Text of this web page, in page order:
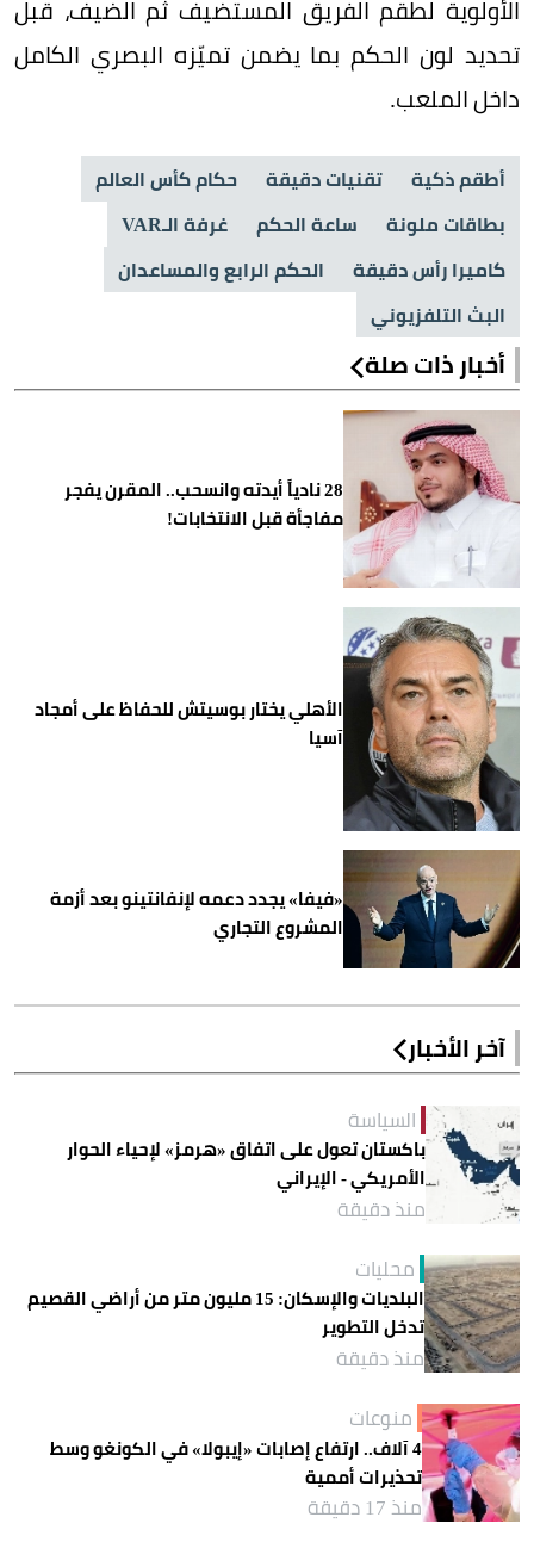
الأولوية لطقم الفريق المستضيف ثم الضيف، قبل
تحديد لون الحكم بما يضمن تميّزه البصري الكامل
داخل الملعب.
أطقم ذكية تقنيات دقيقة
حكام كأس العالم
بطاقات ملونة
ساعة الحكم
غرفة الـVAR
كاميرا رأس دقيقة
الحكم الرابع والمساعدان
البث التلفزيوني
أخبار ذات صلة
28 نادياً أيدته وانسحب.. المقرن يفجر
مفاجأة قبل الانتخابات!
الأهلي يختار بوسيتش للحفاظ على أمجاد
آسيا
«فيفا» يجدد دعمه لإنفانتينو بعد أزمة
المشروع التجاري
آخر الأخبار
السياسة
باكستان تعول على اتفاق «هرمز» لإحياء الحوار
الأمريكي - الإيراني
منذ دقيقة
محليات
البلديات والإسكان: 15 مليون متر من أراضي القصيم
تدخل التطوير
منذ دقيقة
منوعات
4 آلاف.. ارتفاع إصابات «إيبولا» في الكونغو وسط
تحذيرات أممية
منذ 17 دقيقة